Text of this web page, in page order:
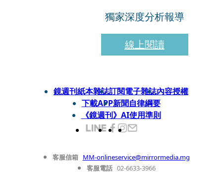
獨家深度分析報導
線上閱讀
鏡週刊紙本雜誌訂閱電子雜誌內容授權
下載APP新聞自律綱要
《鏡週刊》AI使用準則
客服信箱 MM-onlineservice@mirrormedia.mg
客服電話 02-6633-3966